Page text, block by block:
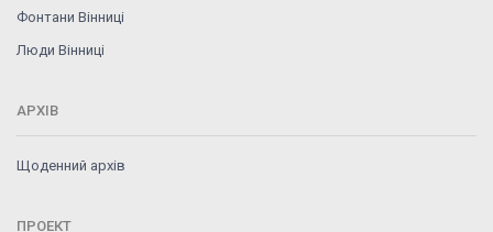
Фонтани Вінниці
Люди Вінниці
АРХІВ
Щоденний архів
ПРОЕКТ